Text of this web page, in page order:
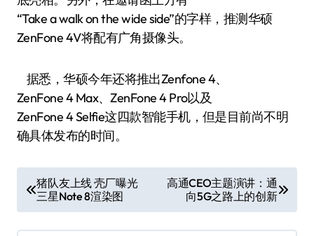
“Take a walk on the wide side”的字样，推测华硕
ZenFone 4V将配有广角摄像头。
据悉，华硕今年还将推出Zenfone 4、
ZenFone 4 Max、ZenFone 4 Pro以及
ZenFone 4 Selfie这四款智能手机，但是目前尚不明
确具体发布的时间。
章
导
猪队友上线 壳厂曝光
三星Note 8渲染图
高通CEO主题演讲：通
向5G之路上的创新